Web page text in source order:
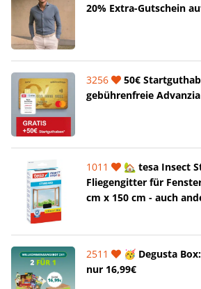
20% Extra-Gutschein
3256
50€
gebührenfreie
1011
🏡 tesa Insect
Fliegengitter für
cm x 150 cm - auch
2511
🥳 Degusta
nur 16,99€